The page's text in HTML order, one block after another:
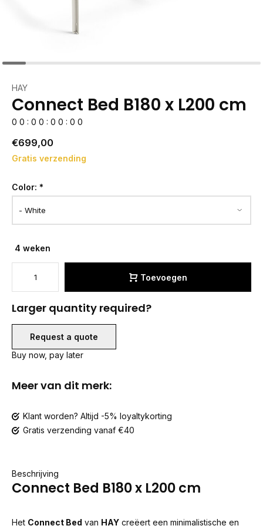
HAY
Connect Bed B180 x L200 cm
0 0 : 0 0 : 0 0 : 0 0
€699,00
Gratis verzending
Color: *
4 weken
Toevoegen
Larger quantity required?
Request a quote
Buy now, pay later
Meer van dit merk:
Klant worden? Altijd -5% loyaltykorting
Gratis verzending vanaf €40
Beschrijving
Connect Bed B180 x L200 cm
Het Connect Bed van HAY creëert een minimalistische en